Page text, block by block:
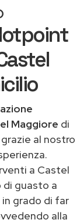
Maggiore di
al nostro
a Castel
di guasto a
in grado di far
alla